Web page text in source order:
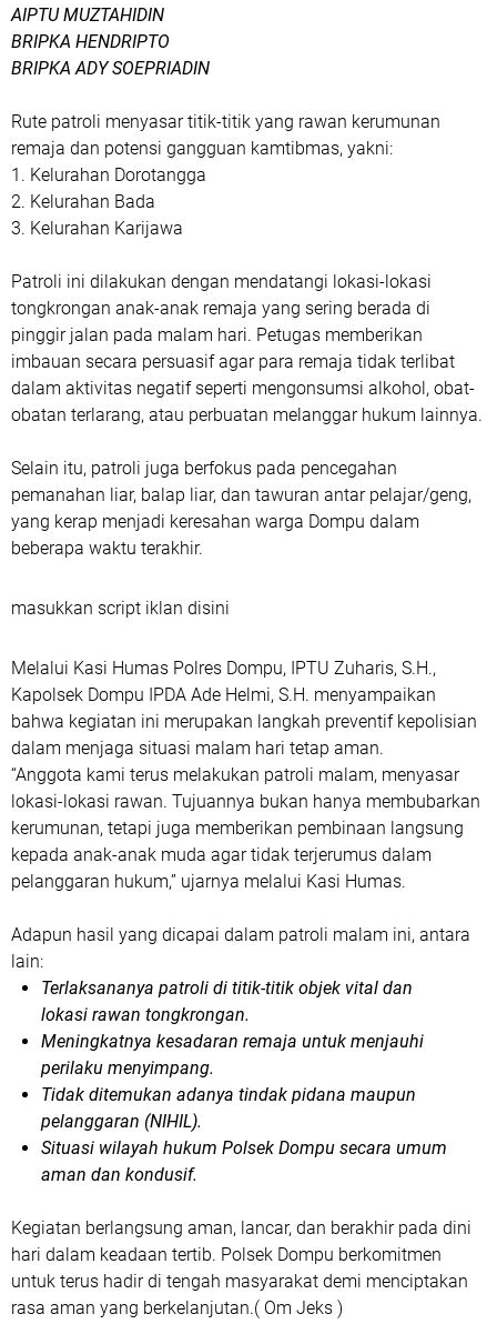
AIPTU MUZTAHIDIN
BRIPKA HENDRIPTO
BRIPKA ADY SOEPRIADIN
Rute patroli menyasar titik-titik yang rawan kerumunan
remaja dan potensi gangguan kamtibmas, yakni:
1. Kelurahan Dorotangga
2. Kelurahan Bada
3. Kelurahan Karijawa
Patroli ini dilakukan dengan mendatangi lokasi-lokasi
tongkrongan anak-anak remaja yang sering berada di
pinggir jalan pada malam hari. Petugas memberikan
imbauan secara persuasif agar para remaja tidak terlibat
dalam aktivitas negatif seperti mengonsumsi alkohol, obat-
obatan terlarang, atau perbuatan melanggar hukum lainnya.
Selain itu, patroli juga berfokus pada pencegahan
pemanahan liar, balap liar, dan tawuran antar pelajar/geng,
yang kerap menjadi keresahan warga Dompu dalam
beberapa waktu terakhir.
masukkan script iklan disini
Melalui Kasi Humas Polres Dompu, IPTU Zuharis, S.H.,
Kapolsek Dompu IPDA Ade Helmi, S.H. menyampaikan
bahwa kegiatan ini merupakan langkah preventif kepolisian
dalam menjaga situasi malam hari tetap aman.
“Anggota kami terus melakukan patroli malam, menyasar
lokasi-lokasi rawan. Tujuannya bukan hanya membubarkan
kerumunan, tetapi juga memberikan pembinaan langsung
kepada anak-anak muda agar tidak terjerumus dalam
pelanggaran hukum,” ujarnya melalui Kasi Humas.
Adapun hasil yang dicapai dalam patroli malam ini, antara
lain:
Terlaksananya patroli di titik-titik objek vital dan
lokasi rawan tongkrongan.
Meningkatnya kesadaran remaja untuk menjauhi
perilaku menyimpang.
Tidak ditemukan adanya tindak pidana maupun
pelanggaran (NIHIL).
Situasi wilayah hukum Polsek Dompu secara umum
aman dan kondusif.
Kegiatan berlangsung aman, lancar, dan berakhir pada dini
hari dalam keadaan tertib. Polsek Dompu berkomitmen
untuk terus hadir di tengah masyarakat demi menciptakan
rasa aman yang berkelanjutan.( Om Jeks )